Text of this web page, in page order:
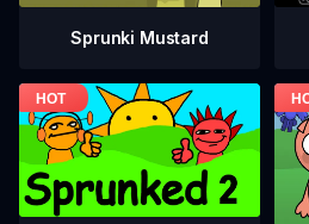
Sprunki Mustard